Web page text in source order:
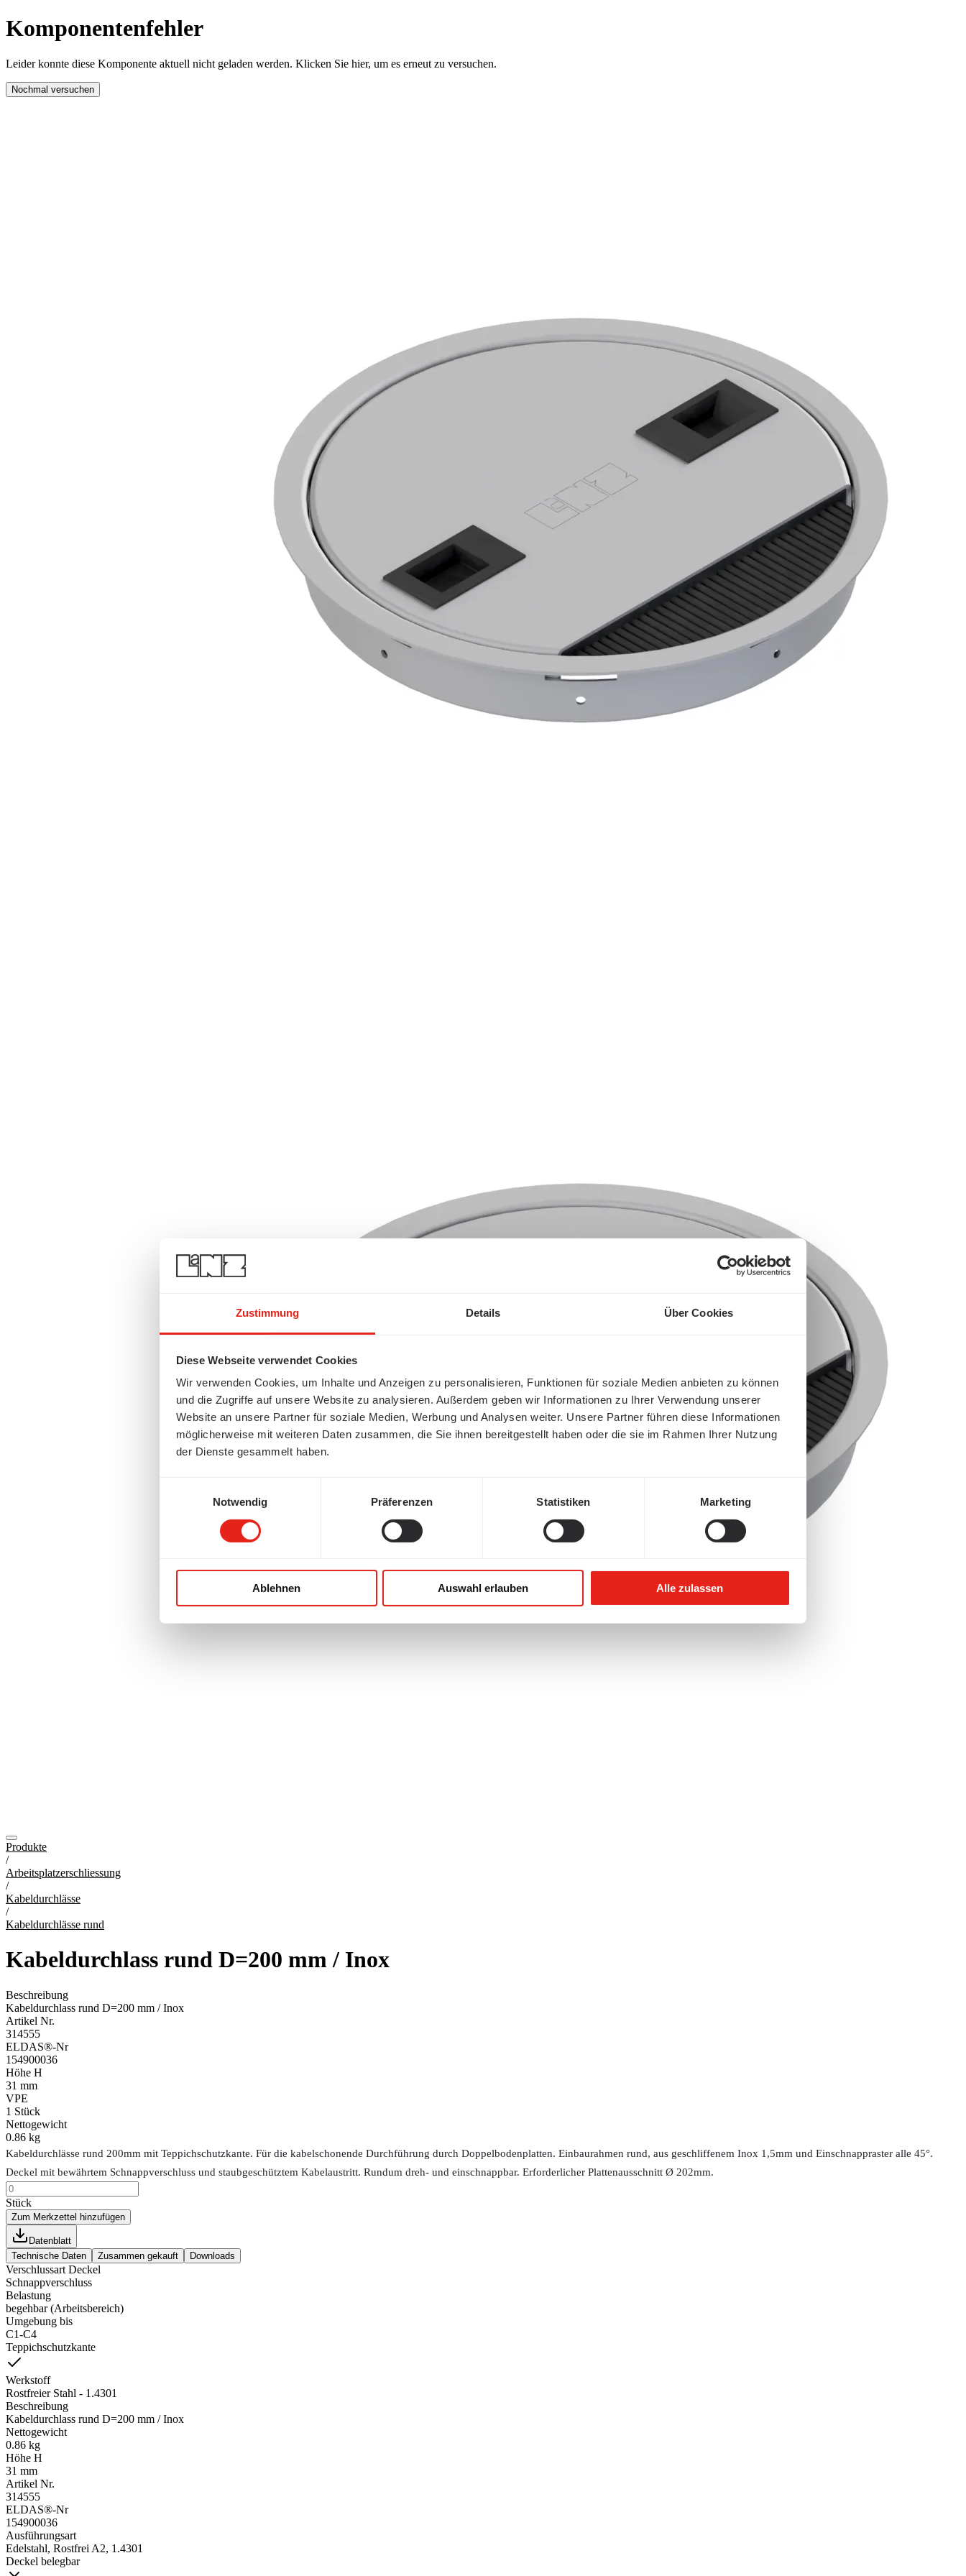
Zustimmung Details Über Cookies
Diese Webseite verwendet Cookies
Wir verwenden Cookies, um Inhalte und Anzeigen zu personalisieren, Funktionen für soziale Medien anbieten zu können
und die Zugriffe auf unsere Website zu analysieren. Außerdem geben wir Informationen zu Ihrer Verwendung unserer
Website an unsere Partner für soziale Medien, Werbung und Analysen weiter. Unsere Partner führen diese Informationen
möglicherweise mit weiteren Daten zusammen, die Sie ihnen bereitgestellt haben oder die sie im Rahmen Ihrer Nutzung
der Dienste gesammelt haben.
Notwendig
Präferenzen Statistiken Marketing
Ablehnen Auswahl erlauben Alle zulassen
Komponentenfehler
Leider konnte diese Komponente aktuell nicht geladen werden. Klicken Sie hier, um es erneut zu versuchen.
Nochmal versuchen
Produkte
/
Arbeitsplatzerschliessung
/
Kabeldurchlässe
/
Kabeldurchlässe rund
Kabeldurchlass rund D=200 mm / Inox
Beschreibung
Kabeldurchlass rund D=200 mm / Inox
Artikel Nr.
314555
ELDAS®-Nr
154900036
Höhe H
31 mm
VPE
1 Stück
Nettogewicht
0.86 kg
Kabeldurchlässe rund 200mm mit Teppichschutzkante. Für die kabelschonende Durchführung durch Doppelbodenplatten. Einbaurahmen rund, aus geschliffenem Inox 1,5mm und Einschnappraster alle 45°.
Deckel mit bewährtem Schnappverschluss und staubgeschütztem Kabelaustritt. Rundum dreh- und einschnappbar. Erforderlicher Plattenausschnitt Ø 202mm.
Stück
Zum Merkzettel hinzufügen
Datenblatt
Technische Daten
Zusammen gekauft Downloads
Verschlussart Deckel
Schnappverschluss
Belastung
begehbar (Arbeitsbereich)
Umgebung bis
C1-C4
Teppichschutzkante
Werkstoff
Rostfreier Stahl - 1.4301
Beschreibung
Kabeldurchlass rund D=200 mm / Inox
Nettogewicht
0.86 kg
Höhe H
31 mm
Artikel Nr.
314555
ELDAS®-Nr
154900036
Ausführungsart
Edelstahl, Rostfrei A2, 1.4301
Deckel belegbar